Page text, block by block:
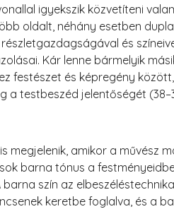
igyekszik közvetíteni
oldalt, néhány esetben
és
Kár lenne bármelyik
festészet és képregény
a testbeszéd jelentőségét
amikor a művész
barna tónus a
barna szín az
keretbe foglalva, és a